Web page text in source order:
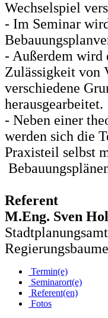
Wechselspiel
- Im Seminar
- Außerdem wird
Zulässigkeit von
verschiedene
herausgearbeitet.
- Neben einer
werden sich die
Praxisteil selbst
Referent
M.Eng. Sven
Termin(e)
Seminarort(e)
Referent(en)
Fotos